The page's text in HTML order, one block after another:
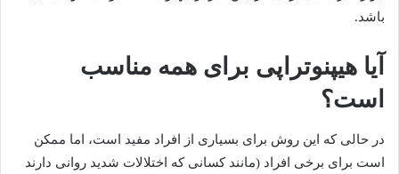
باشد.
آیا هیپنوتراپی برای همه مناسب
است؟
در حالی که این روش برای بسیاری از افراد مفید است، اما ممکن
است برای برخی افراد (مانند کسانی که اختلالات شدید روانی دارند